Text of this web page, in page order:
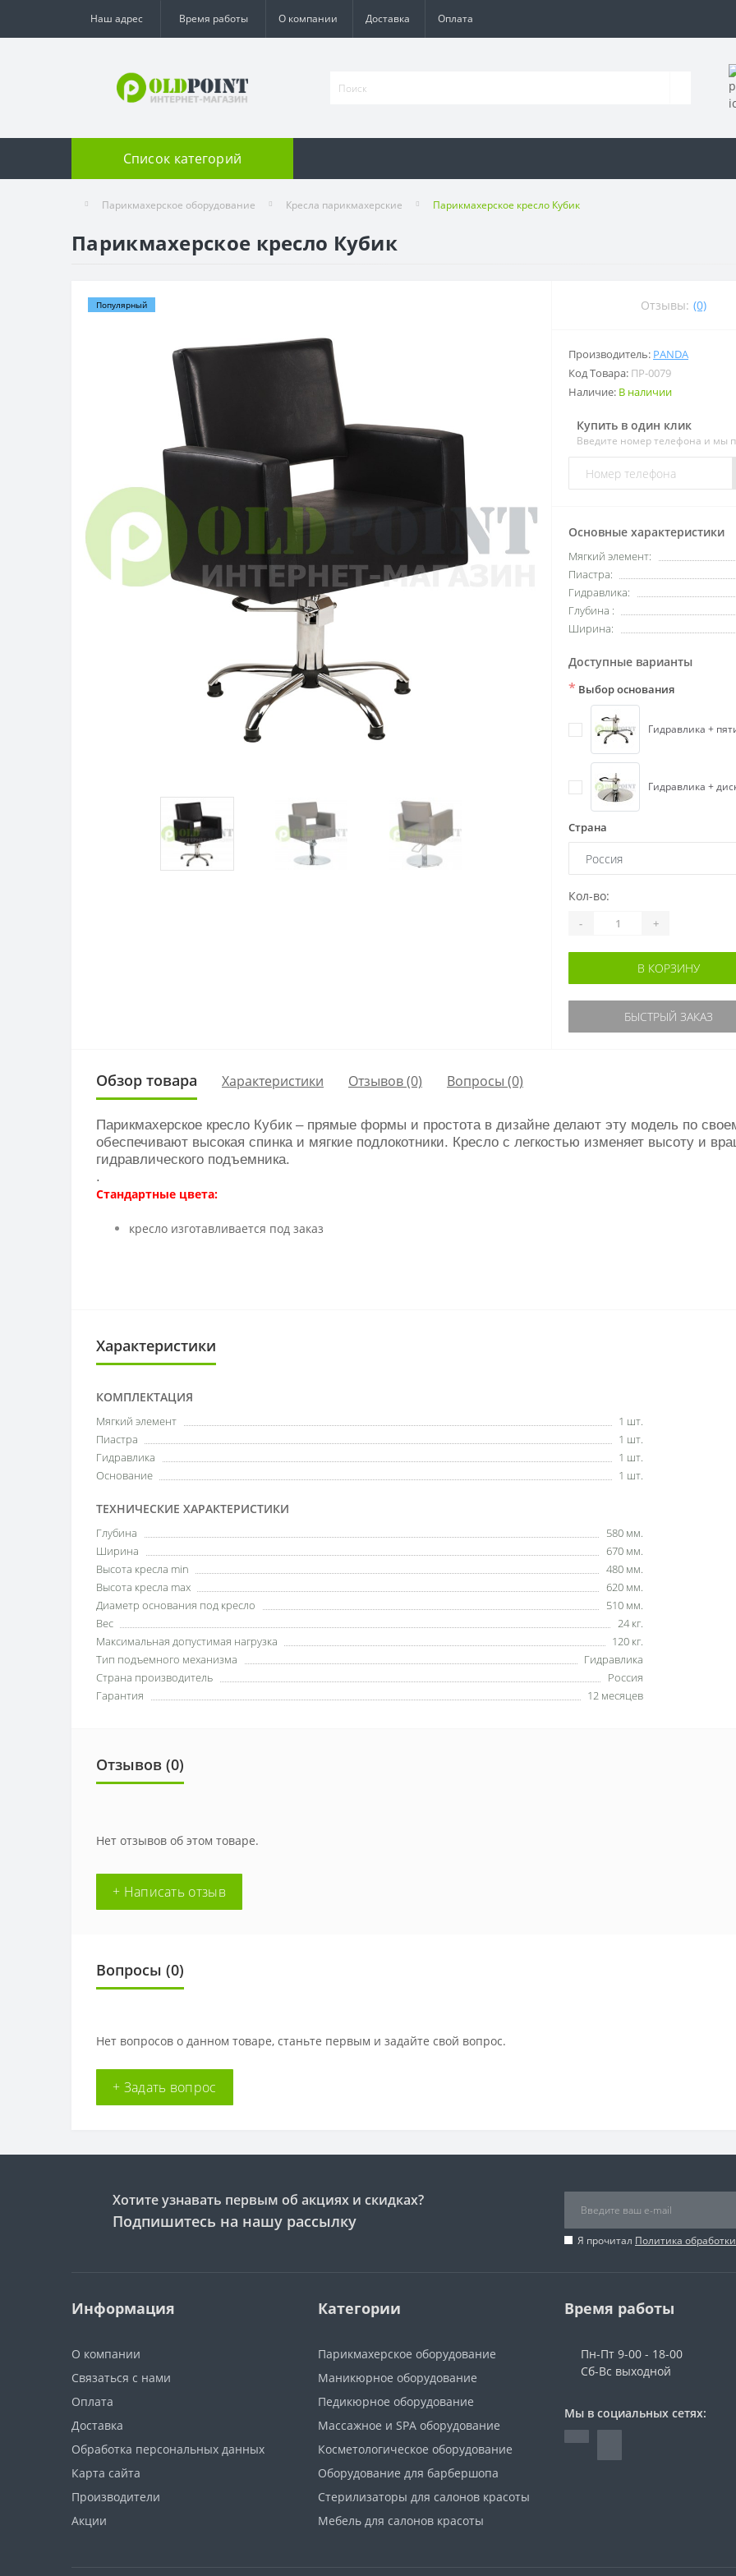
Наш адрес Время работы О компании Доставка Оплата
Список категорий
Парикмахерское оборудование Кресла парикмахерские Парикмахерское кресло Кубик
Парикмахерское кресло Кубик
Популярный Отзывы: (0)
Производитель: PANDA
Код Товара: ПР-0079
Наличие: В наличии
Купить в один клик
Введите номер телефона и мы
Основные характеристики
Мягкий элемент:
Пиастра:
Гидравлика:
Глубина :
Ширина:
Доступные варианты
* Выбор основания
Гидравлика +
Гидравлика +
Страна
Кол-во:
- +
В КОРЗИНУ
БЫСТРЫЙ ЗАКАЗ
Обзор товара Характеристики Отзывов (0) Вопросы (0)
Парикмахерское кресло Кубик – прямые формы и простота в дизайне делают эту модель по
обеспечивают высокая спинка и мягкие подлокотники. Кресло с легкостью изменяет высоту и
гидравлического подъемника.
.
Стандартные цвета:
кресло изготавливается под заказ
Характеристики
КОМПЛЕКТАЦИЯ
Мягкий элемент
1 шт.
Пиастра
1 шт.
Гидравлика
1 шт.
Основание
1 шт.
ТЕХНИЧЕСКИЕ ХАРАКТЕРИСТИКИ
Глубина
580 мм.
Ширина
670 мм.
Высота кресла min
480 мм.
Высота кресла max
620 мм.
Диаметр основания под кресло
510 мм.
Вес
24 кг.
Максимальная допустимая нагрузка
120 кг.
Тип подъемного механизма
Гидравлика
Страна производитель
Россия
Гарантия
12 месяцев
Отзывов (0)
Нет отзывов об этом товаре.
+ Написать отзыв
Вопросы (0)
Нет вопросов о данном товаре, станьте первым и задайте свой вопрос.
+ Задать вопрос
Хотите узнавать первым об акциях и скидках?
Подпишитесь на нашу рассылку
Я прочитал Политика
Информация
О компании
Связаться с нами
Оплата
Доставка
Обработка персональных данных
Карта сайта
Производители
Акции
Категории
Парикмахерское оборудование
Маникюрное оборудование
Педикюрное оборудование
Массажное и SPA оборудование
Косметологическое оборудование
Оборудование для барбершопа
Стерилизаторы для салонов красоты
Мебель для салонов красоты
Время работы
Пн-Пт 9-00 - 18-00
Сб-Вс выходной
Мы в социальных сетях: